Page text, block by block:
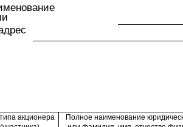
акционера
Полное наименование